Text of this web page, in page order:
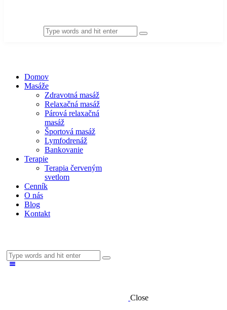
Domov
Masáže
Zdravotná masáž
Relaxačná masáž
Párová relaxačná
masáž
Športová masáž
Lymfodrenáž
Bankovanie
Terapie
Terapia červeným
svetlom
Cenník
O nás
Blog
Kontakt
Close